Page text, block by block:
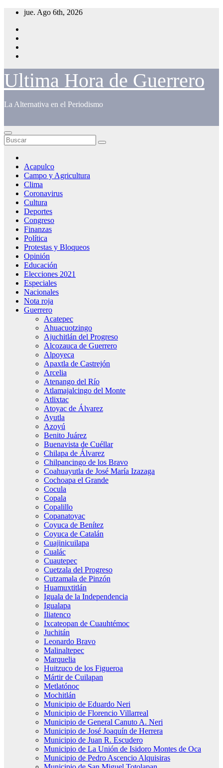
Saltar
contenido
jue. Ago 6th, 2026
Ultima Hora de Guerrero
La Alternativa en el Periodismo
Acapulco
Campo y Agricultura
Clima
Coronavirus
Cultura
Deportes
Congreso
Finanzas
Política
Protestas y Bloqueos
Opinión
Educación
Elecciones 2021
Especiales
Nacionales
Nota roja
Guerrero
Acatepec
Ahuacuotzingo
Ajuchitlán del Progreso
Alcozauca de Guerrero
Alpoyeca
Apaxtla de Castrejón
Arcelia
Atenango del Río
Atlamajalcingo del Monte
Atlixtac
Atoyac de Álvarez
Ayutla
Azoyú
Benito Juárez
Buenavista de Cuéllar
Chilapa de Álvarez
Chilpancingo de los Bravo
Coahuayutla de José María Izazaga
Cochoapa el Grande
Cocula
Copala
Copalillo
Copanatoyac
Coyuca de Benítez
Coyuca de Catalán
Cuajinicuilapa
Cualác
Cuautepec
Cuetzala del Progreso
Cutzamala de Pinzón
Huamuxtitlán
Iguala de la Independencia
Igualapa
Iliatenco
Ixcateopan de Cuauhtémoc
Juchitán
Leonardo Bravo
Malinaltepec
Marquelia
Huitzuco de los Figueroa
Mártir de Cuilapan
Metlatónoc
Mochitlán
Municipio de Eduardo Neri
Municipio de Florencio Villarreal
Municipio de General Canuto A. Neri
Municipio de José Joaquín de Herrera
Municipio de Juan R. Escudero
Municipio de La Unión de Isidoro Montes de Oca
Municipio de Pedro Ascencio Alquisiras